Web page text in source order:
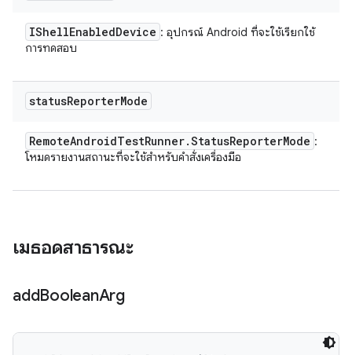
IShellEnabledDevice : อุปกรณ์ Android ที่จะใช้เรียกใช้
การทดสอบ
statusReporterMode
RemoteAndroidTestRunner.StatusReporterMode :
โหมดรายงานสถานะที่จะใช้สำหรับคำสั่งเครื่องมือ
เมธอดสาธารณะ
addBooleanArg